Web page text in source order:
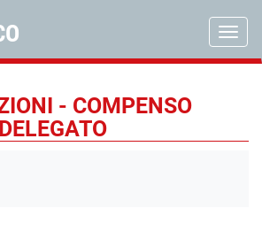
- COMPENSO